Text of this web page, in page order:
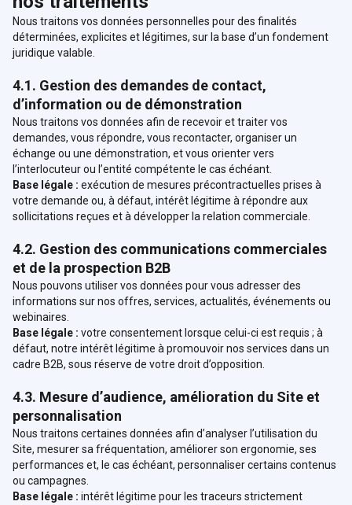
Nous traitons vos données personnelles pour des finalités
déterminées, explicites et légitimes, sur la base d’un fondement
juridique valable.
4.1. Gestion des demandes de contact,
d’information ou de démonstration
Nous traitons vos données afin de recevoir et traiter vos
demandes, vous répondre, vous recontacter, organiser un
échange ou une démonstration, et vous orienter vers
l’interlocuteur ou l’entité compétente le cas échéant.
Base légale : exécution de mesures précontractuelles prises à
votre demande ou, à défaut, intérêt légitime à répondre aux
sollicitations reçues et à développer la relation commerciale.
4.2. Gestion des communications commerciales
et de la prospection B2B
Nous pouvons utiliser vos données pour vous adresser des
informations sur nos offres, services, actualités, événements ou
webinaires.
Base légale : votre consentement lorsque celui-ci est requis ; à
défaut, notre intérêt légitime à promouvoir nos services dans un
cadre B2B, sous réserve de votre droit d’opposition.
4.3. Mesure d’audience, amélioration du Site et
personnalisation
Nous traitons certaines données afin d’analyser l’utilisation du
Site, mesurer sa fréquentation, améliorer son ergonomie, ses
performances et, le cas échéant, personnaliser certains contenus
ou campagnes.
Base légale : intérêt légitime pour les traceurs strictement